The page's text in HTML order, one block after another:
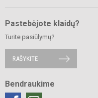
Pastebėjote klaidų?
Turite pasiūlymų?
RAŠYKITE
Bendraukime